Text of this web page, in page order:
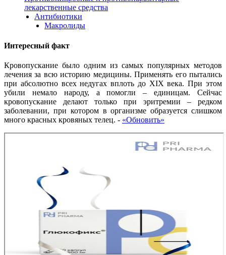
лекарственные средства
Антибиотики
Макролиды
Интересный факт
Кровопускание было одним из самых популярных методов
лечения за всю историю медицины. Применять его пытались
при абсолютно всех недугах вплоть до XIX века. При этом
убили немало народу, а помогли – единицам. Сейчас
кровопускание делают только при эритремии – редком
заболевании, при котором в организме образуется слишком
много красных кровяных телец. - «Обновить»